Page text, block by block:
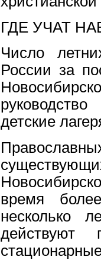
ГДЕ УЧАТ
Число
России за
детские
время
несколько
действуют